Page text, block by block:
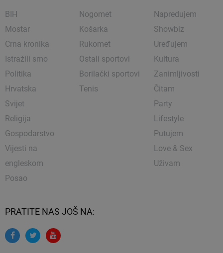
BIH
Mostar
Crna kronika
Istražili smo
Politika
Hrvatska
Svijet
Religija
Gospodarstvo
Vijesti na
engleskom
Posao
Nogomet
Košarka
Rukomet
Ostali sportovi
Borilački sportovi
Tenis
Napredujem
Showbiz
Uređujem
Kultura
Zanimljivosti
Čitam
Party
Lifestyle
Putujem
Love & Sex
Uživam
PRATITE NAS JOŠ NA: